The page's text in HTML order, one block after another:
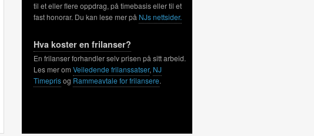
til et eller flere oppdrag, på timebasis eller til et
fast honorar. Du kan lese mer på NJs nettsider.
Hva koster en frilanser?
En frilanser forhandler selv prisen på sitt arbeid.
Les mer om Veiledende frilanssatser, NJ
Timeprisog Rammeavtale for frilansere.